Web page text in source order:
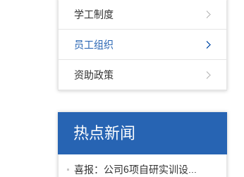
学工制度
员工组织
资助政策
热点新闻
喜报：公司6项自研实训设...